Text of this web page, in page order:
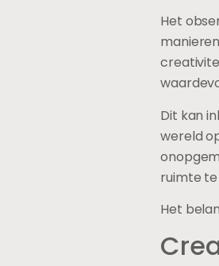
Het
Dit kan
wereld
ruimte
Het